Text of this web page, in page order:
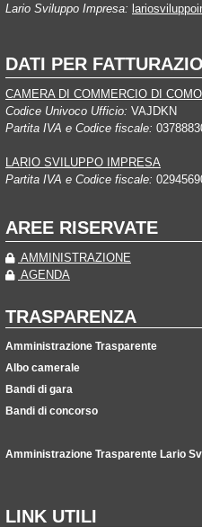
Lario Sviluppo Impresa:
DATI PER
CAMERA DI COMMERCIO DI
Codice Univoco Ufficio: VAJDKN
Partita IVA e Codice fiscale:
LARIO SVILUPPO IMPRESA
Partita IVA e Codice fiscale:
AREE RISERVATE
AMMINISTRAZIONE
AGENDA
TRASPARENZA
Amministrazione Trasparente
Albo camerale
Bandi di gara
Bandi di concorso
Amministrazione Trasparente Lario
LINK UTILI